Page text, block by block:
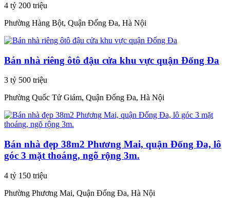
4 tỷ 200 triệu
Phường Hàng Bột, Quận Đống Đa, Hà Nội
Bán nhà riêng ôtô đậu cửa khu vực quận Đống Đa
3 tỷ 500 triệu
Phường Quốc Tử Giám, Quận Đống Đa, Hà Nội
Bán nhà đẹp 38m2 Phương Mai, quận Đống Đa, lô
góc 3 mặt thoáng, ngõ rộng 3m.
4 tỷ 150 triệu
Phường Phương Mai, Quận Đống Đa, Hà Nội